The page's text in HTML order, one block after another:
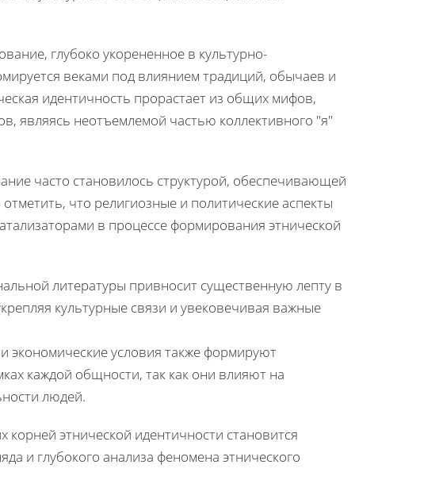
глубоко укорененное в культурно-
веками под влиянием традиций, обычаев и
идентичность прорастает из общих мифов,
являясь неотъемлемой частью коллективного "я"
часто становилось структурой, обеспечивающей
что религиозные и политические аспекты
в процессе формирования этнической
литературы привносит существенную лепту в
культурные связи и увековечивая важные
экономические условия также формируют
каждой общности, так как они влияют на
людей.
этнической идентичности становится
и глубокого анализа феномена этнического